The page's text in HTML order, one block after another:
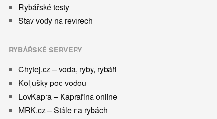
Rybářské testy
Stav vody na revírech
RYBÁŘSKÉ SERVERY
Chytej.cz – voda, ryby, rybáři
Koljušky pod vodou
LovKapra – Kaprařina online
MRK.cz – Stále na rybách